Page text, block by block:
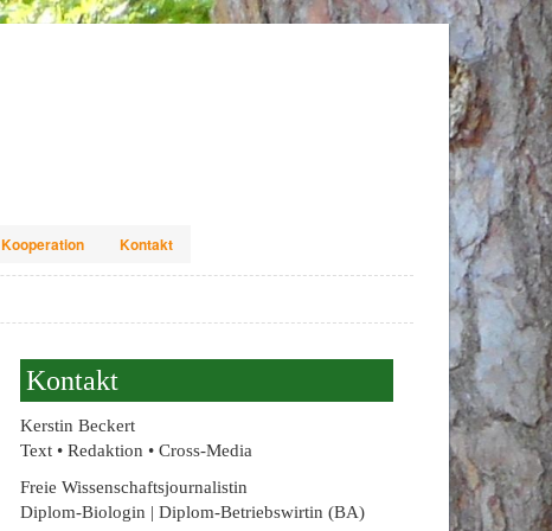
Kooperation Kontakt
Kontakt
Kerstin Beckert
Text • Redaktion • Cross-Media
Freie Wissenschaftsjournalistin
Diplom-Biologin | Diplom-Betriebswirtin (BA)